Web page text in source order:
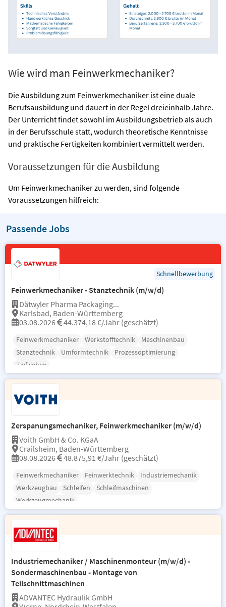
Wie wird man Feinwerkmechaniker?
Die Ausbildung zum Feinwerkmechaniker ist eine duale
Berufsausbildung und dauert in der Regel dreieinhalb Jahre.
Der Unterricht findet sowohl im Ausbildungsbetrieb als auch
in der Berufsschule statt, wodurch theoretische Kenntnisse
und praktische Fertigkeiten kombiniert vermittelt werden.
Voraussetzungen für die Ausbildung
Um Feinwerkmechaniker zu werden, sind folgende
Voraussetzungen hilfreich:
Passende Jobs
Schnellbewerbung
Feinwerkmechaniker - Stanztechnik (m/w/d)
Dätwyler Pharma Packaging...
Karlsbad, Baden-Württemberg
03.08.2026
44.374,18 €/Jahr (geschätzt)
Feinwerkmechaniker Werkstofftechnik
Maschinenbau
Stanztechnik
Umformtechnik
Prozessoptimierung
Tiefziehen
Zerspanungsmechaniker, Feinwerkmechaniker (m/w/d)
Voith GmbH & Co. KGaA
Crailsheim, Baden-Württemberg
08.08.2026
48.875,91 €/Jahr (geschätzt)
Feinwerkmechaniker Feinwerktechnik
Industriemechanik
Werkzeugbau
Schleifen
Schleifmaschinen
Werkzeugmechanik
Industriemechaniker / Maschinenmonteur (m/w/d) -
Sondermaschinenbau - Montage von
Teilschnittmaschinen
ADVANTEC Hydraulik GmbH